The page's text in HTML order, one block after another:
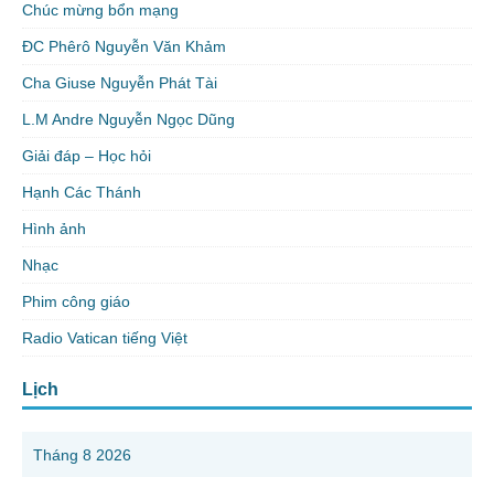
Chúc mừng bổn mạng
ĐC Phêrô Nguyễn Văn Khảm
Cha Giuse Nguyễn Phát Tài
L.M Andre Nguyễn Ngọc Dũng
Giải đáp – Học hỏi
Hạnh Các Thánh
Hình ảnh
Nhạc
Phim công giáo
Radio Vatican tiếng Việt
Lịch
Tháng 8 2026